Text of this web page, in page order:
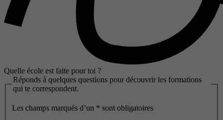
Quelle école est faite pour toi ?
Réponds à quelques questions pour découvrir les formations
qui te correspondent.
Les champs marqués d’un * sont obligatoires